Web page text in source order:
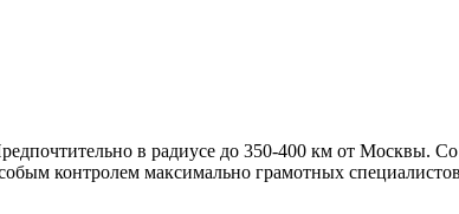
в радиусе до 350-400 км от Москвы.
контролем максимально грамотных